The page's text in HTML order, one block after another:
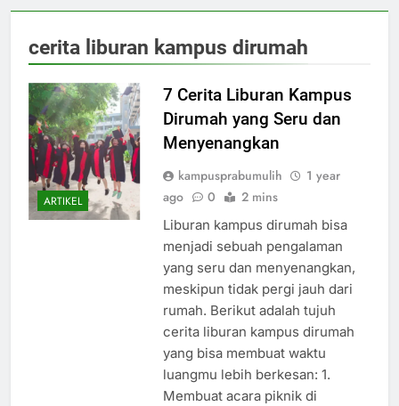
cerita liburan kampus dirumah
ARTIKEL
7 Cerita Liburan Kampus
Dirumah yang Seru dan
Menyenangkan
kampusprabumulih
1 year
ago
0 2 mins
Liburan kampus dirumah bisa
menjadi sebuah pengalaman
yang seru dan menyenangkan,
meskipun tidak pergi jauh dari
rumah. Berikut adalah tujuh
cerita liburan kampus dirumah
yang bisa membuat waktu
luangmu lebih berkesan: 1.
Membuat acara piknik di